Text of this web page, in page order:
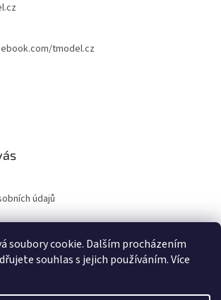
soubory cookie. Dalším procházením
souhlas s jejich používáním. Více
tmodel.cz
údajů